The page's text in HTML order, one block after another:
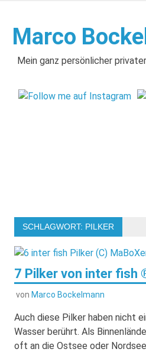
springen
Marco
Mein ganz persönlicher
SCHLAGWORT: PILKER
7 Pilker von inter fish
von Marco Bockelmann
Auch diese Pilker haben nicht
Wasser berührt. Als
oft an die Ostsee oder